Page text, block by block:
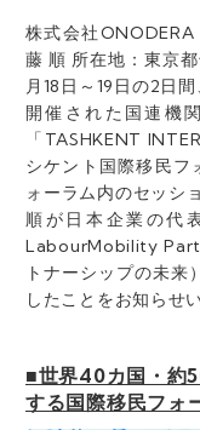
株式会社ONODERA
藤 順 所在地：東京
月18日～19日の2日
開催された国連機
「TASHKENT
シケント国際移民フ
ォーラム内のセッシ
順が日本企業の代
LabourMobility
トナーシップの未来
したことをお知らせ
■世界40カ国・約
する国際移民フォ